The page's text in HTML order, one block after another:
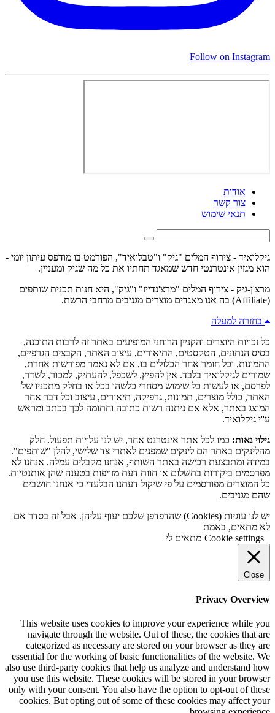
Follow on Instagram
אודות
צור קשר
תנאי שימוש
גיקלואיד - צירוף המלים "גיק" ו"טבלואיד", הפורמט בו מודפס עיתון יומי -
הוא מגזין אינטרנטי חדש שמאגד תחתיו את כל מה שגיק ומעניין.
מרצ'ן-גיק - צירוף המלים "מרצ'נדייז" ו"גיק", היא חנות תכנית שותפים
(Affiliate) בה אנו מאגדים מוצרים מגניבים מרחבי הרשת.
בחזרה למעלה
כל זכויות היוצרים והקניין הרוחני המופיעים באתר זה לרבות התוכנה,
בסיס הנתונים, הטקסטים, התיאורים, עיצוב האתר, הקבצים הגרפיים,
התמונות, וכל חומר אחר הכלולים בו, אם לא נאמר מפורשות אחרת,
שמורים לגיקלואיד בלבד. אין להפיץ, לשכפל, להעתיק, למכור, לשדר,
לפרסם, או לעשות כל שימוש מסחרי כלשהו בכל או בחלק מתכניו של
האתר, כולל מוצרים, תמונות, גרפיקה, תיאורים, עיצוב וכל דבר אחר
המוצג באתר, אלא אם ניתנה רשות כתובה וחתומה לכך בכתב ומראש
ע''י גיקלואיד.
גילוי נאות: כמו לכל אתר אינטרנט אחר, יש לנו עלויות תפעול. חלק
מהלינקים באתר הם לינקים שמפנים לאתרי צד שלישי, להלן "שותפים".
במידה ומתבצעת רכישה באתר השותף, אנחנו מקבלים עמלה. אנחנו לא
מפרסמים ביקורות בתשלום או חוות דעת מזויפות בטענה שהן אותנטיות.
כל המוצרים מפורסמים על פי שיקול דעתנו הבלעדי כי אנחנו חושבים
שהם מגניבים.
יש לנו עוגיות (Cookies) שהדפדפן שלכם יעוף עליהן. אבל זה בסדר אם
לא מתאים, באמת
Cookie settings מתאים לי
Close
Privacy Overview
This website uses cookies to improve your experience while you
navigate through the website. Out of these, the cookies that are
categorized as necessary are stored on your browser as they are
essential for the working of basic functionalities of the website. We
also use third-party cookies that help us analyze and understand how
you use this website. These cookies will be stored in your browser
only with your consent. You also have the option to opt-out of these
cookies. But opting out of some of these cookies may affect your